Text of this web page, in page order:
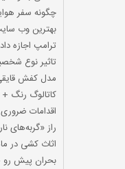
چگونه سفر
بهترین وب
ترامپ اجازه داد «تیک‌تاک» ۷۵
تاثیر نوع
مدل کفش
کاتالوگ رنگ
اقدامات
راز «گربه‌های
اثاث کشی در
بحران پیش